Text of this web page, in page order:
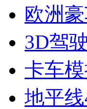
欧洲
3D驾
卡车
地平线